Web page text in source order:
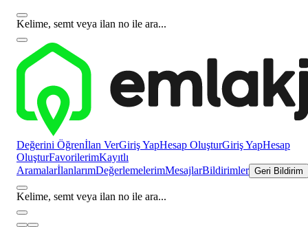
Kelime, semt veya ilan no ile ara...
Değerini Öğrenİlan VerGiriş YapHesap OluşturGiriş YapHesap
OluşturFavorilerimKayıtlı
AramalarİlanlarımDeğerlemelerimMesajlarBildirimler Geri Bildirim
Kelime, semt veya ilan no ile ara...